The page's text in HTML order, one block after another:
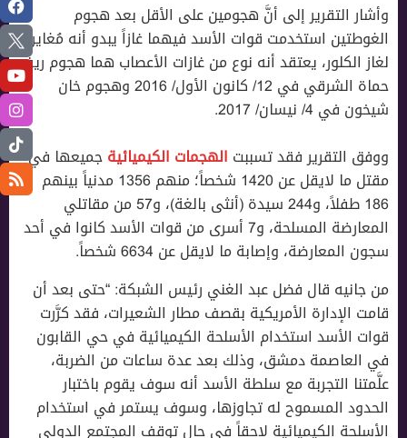
وأشار التقرير إلى أنَّ هجومين على الأقل بعد هجوم
الغوطتين استخدمت قوات اﻷسد فيهما غازاً يبدو أنه مُغاير
لغاز الكلور، يعتقد أنه نوع من غازات الأعصاب هما هجوم ريف
حماة الشرقي في 12/ كانون الأول/ 2016 وهجوم خان
شيخون في 4/ نيسان/ 2017.
ووفق التقرير فقد تسببت الهجمات الكيميائيةجميعها في
مقتل ما لايقل عن 1420 شخصاً؛ منهم 1356 مدنياً بينهم
186 طفلاً، و244 سيدة (أنثى بالغة)، و57 من مقاتلي
المعارضة المسلحة، و7 أسرى من قوات اﻷسد كانوا في أحد
سجون المعارضة، وإصابة ما لايقل عن 6634 شخصاً.
من جانيه قال فضل عبد الغني رئيس الشبكة: “حتى بعد أن
قامت الإدارة الأمريكية بقصف مطار الشعيرات، فقد كرَّرت
قوات اﻷسد استخدام الأسلحة الكيميائية في حي القابون
في العاصمة دمشق، وذلك بعد عدة ساعات من الضربة،
علَّمتنا التجربة مع سلطة اﻷسد أنه سوف يقوم باختبار
الحدود المسموح له تجاوزها، وسوف يستمر في استخدام
الأسلحة الكيميائية لاحقاً في حال توقف المجتمع الدولي